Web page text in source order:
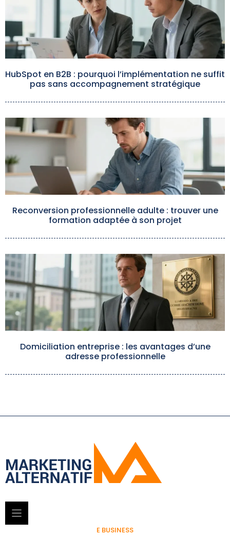
HubSpot en B2B : pourquoi l’implémentation ne suffit
pas sans accompagnement stratégique
Reconversion professionnelle adulte : trouver une
formation adaptée à son projet
Domiciliation entreprise : les avantages d’une
adresse professionnelle
E BUSINESS